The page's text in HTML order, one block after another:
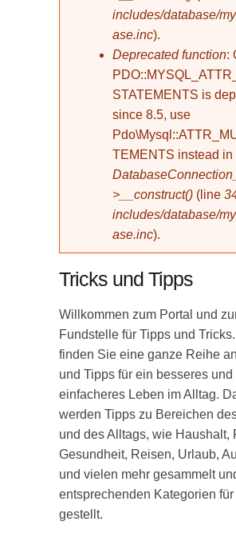
includes/database/
ase.inc).
Deprecated function:
STATEMENTS is
since 8.5, use
TEMENTS instead in
>__construct() (line
includes/database/
ase.inc).
Tricks und Tipps
Willkommen zum Portal und
Fundstelle für Tipps und
finden Sie eine ganze Reihe
und Tipps für ein besseres und
einfacheres Leben im Alltag.
werden Tipps zu Bereichen
und des Alltags, wie Haushalt,
Gesundheit, Reisen, Urlaub,
und vielen mehr gesammelt
entsprechenden Kategorien
gestellt.